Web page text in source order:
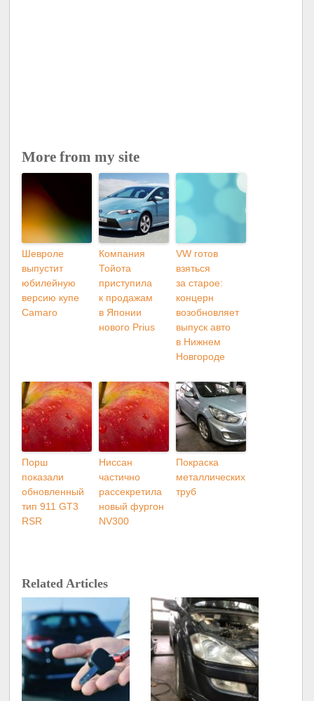
More from my site
Шевроле
выпустит
юбилейную
версию купе
Camaro
Компания
Тойота
приступила
к продажам
в Японии
нового Prius
VW готов
взяться
за старое:
концерн
возобновляет
выпуск авто
в Нижнем
Новгороде
Порш
показали
обновленный
тип 911 GT3
RSR
Ниссан
частично
рассекретила
новый фургон
NV300
Покраска
металлических
труб
Related Articles